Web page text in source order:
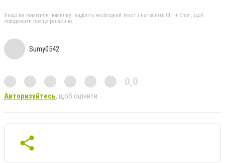
Якщо ви помітили помилку, виділіть необхідний текст і натисніть Ctrl + Enter, щоб
повідомити про це редакцію
Sumy0542
0,0
Авторизуйтесь, щоб оцінити